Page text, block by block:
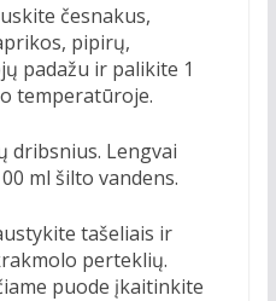
česnakus,
pipirų,
padažu ir palikite 1
temperatūroje.
dribsnius. Lengvai
ml šilto vandens.
tašeliais ir
perteklių.
puode įkaitinkite